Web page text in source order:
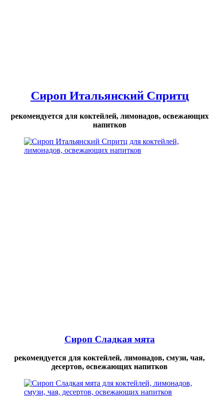
Сироп Итальянский Спритц
рекомендуется для коктейлей, лимонадов, освежающих
напитков
Сироп Сладкая мята
рекомендуется для коктейлей, лимонадов, смузи, чая,
десертов, освежающих напитков